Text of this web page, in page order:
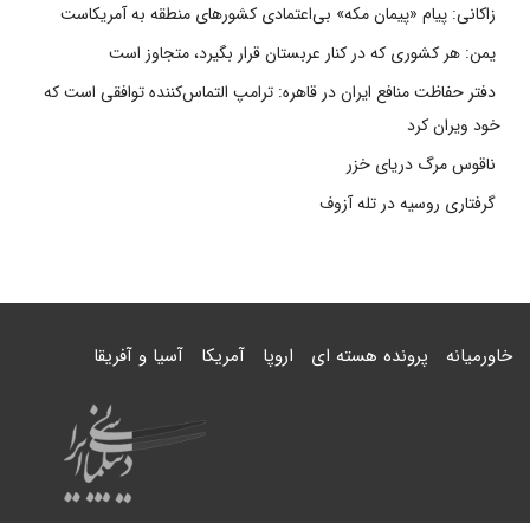
زاکانی: پیام «پیمان مکه» بی‌اعتمادی کشورهای منطقه به آمریکاست
یمن: هر کشوری که در کنار عربستان قرار بگیرد، متجاوز است
دفتر حفاظت منافع ایران در قاهره: ترامپ التماس‌کننده توافقی است که
خود ویران کرد
ناقوس مرگ دریای خزر
گرفتاری روسیه در تله آزوف
خاورمیانه پرونده هسته ای اروپا آمریکا آسیا و آفریقا